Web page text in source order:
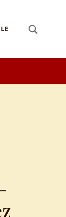
Search for: